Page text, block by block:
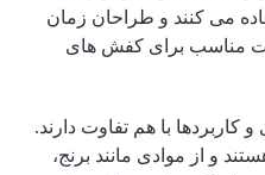
می کنند و طراحان زمان
مناسب برای کفش های
با هم تفاوت دارند.
و از موادی مانند برنج،